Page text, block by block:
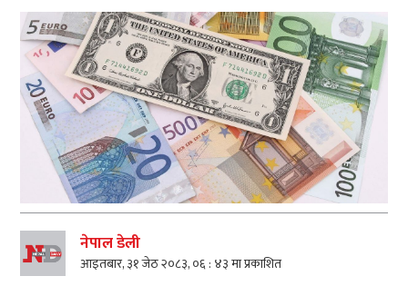
नेपाल डेली
आइतबार, ३१ जेठ २०८३, ०६ : ४३ मा प्रकाशित